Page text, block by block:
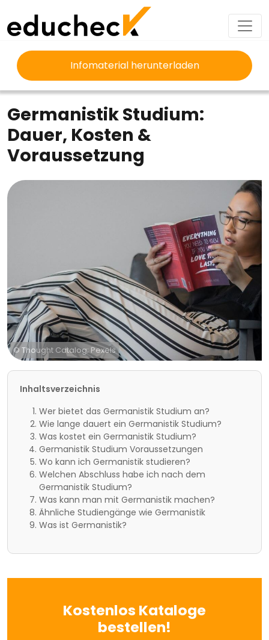
Infomaterial herunterladen
EDUCHECK STUDIUM GERMANISTIK STUDIUM
Germanistik Studium:
Dauer, Kosten &
Voraussetzung
© Thought Catalog; Pexels
Inhaltsverzeichnis
Wer bietet das Germanistik Studium an?
Wie lange dauert ein Germanistik Studium?
Was kostet ein Germanistik Studium?
Germanistik Studium Voraussetzungen
Wo kann ich Germanistik studieren?
Welchen Abschluss habe ich nach dem
Germanistik Studium?
Was kann man mit Germanistik machen?
Ähnliche Studiengänge wie Germanistik
Was ist Germanistik?
Kostenlos Kataloge
bestellen!